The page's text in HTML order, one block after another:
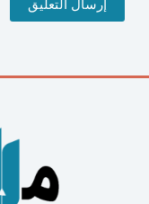
إرسال التعليق